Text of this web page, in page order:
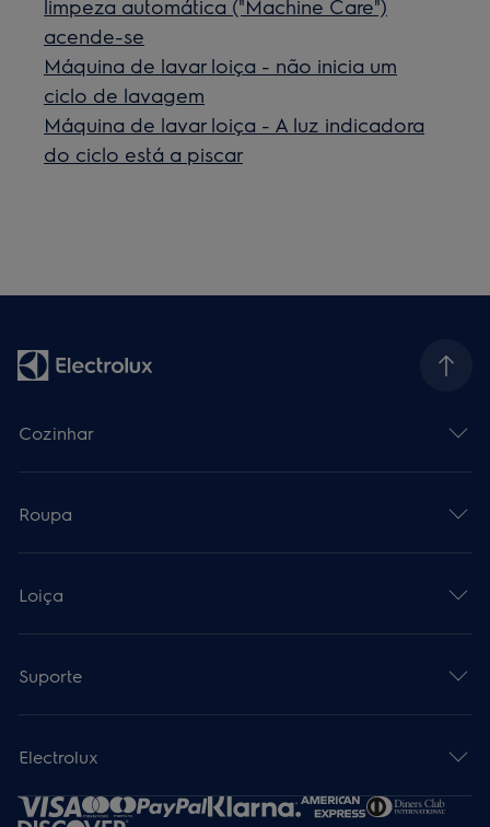
limpeza automática ("Machine Care")
acende-se
Máquina de lavar loiça - não inicia um
ciclo de lavagem
Máquina de lavar loiça - A luz indicadora
do ciclo está a piscar
Cozinhar
Roupa
Loiça
Suporte
Electrolux